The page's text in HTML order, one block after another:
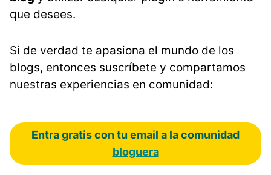
que desees.
Si de verdad te apasiona el mundo de los
blogs, entonces suscríbete y compartamos
nuestras experiencias en comunidad:
Entra gratis con tu email a la comunidad
bloguera